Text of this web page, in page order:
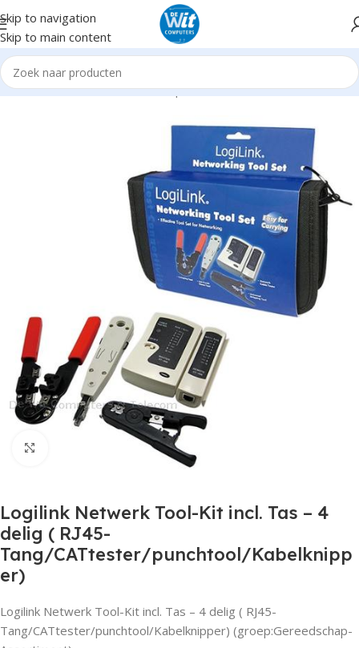
Skip to navigation
Skip to main content
Home Hardware Gereedschap Assortiment
Logilink Netwerk Tool-Kit incl. Tas – 4
delig ( RJ45-
Tang/CATtester/punchtool/Kabelknipp
er)
Logilink Netwerk Tool-Kit incl. Tas – 4 delig ( RJ45-
Tang/CATtester/punchtool/Kabelknipper) (groep:Gereedschap-